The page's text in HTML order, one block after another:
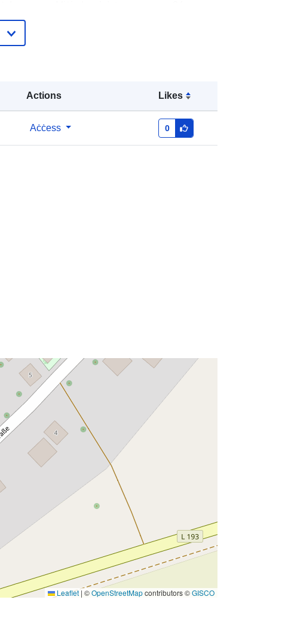
Actions Likes
Aċċess 0
Leaflet| ©OpenStreetMapcontributors ©GISCO
7.29936, 49.9727 ], [ 7.29936,
49.9724 ], [ 7.29835, 49.9724 ], [